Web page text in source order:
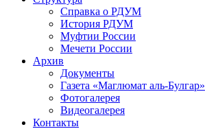
Справка о РДУМ
История РДУМ
Муфтии России
Мечети России
Архив
Документы
Газета «Маглюмат аль-Булгар»
Фотогалерея
Видеогалерея
Контакты